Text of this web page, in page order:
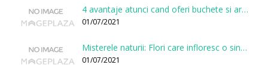
4 avantaje atunci cand oferi buchete si aranjamente printr-o florarie online
01/07/2021
Misterele naturii: Flori care infloresc o singura data la cateva sute de ani
01/07/2021